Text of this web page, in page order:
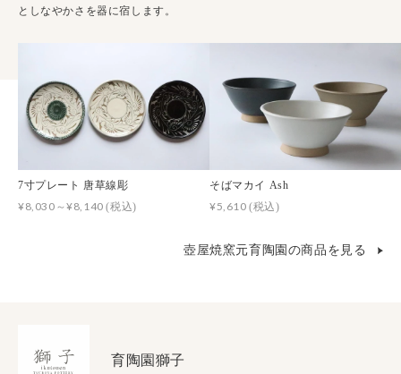
としなやかさを器に宿します。
7寸プレート 唐草線彫
¥8,030～¥8,140(税込)
そばマカイ Ash
¥5,610(税込)
壺屋焼窯元育陶園の商品を見る
育陶園獅子